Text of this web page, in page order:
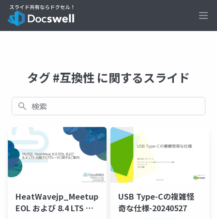
タグ #互換性 に関するスライド
検索
HeatWavejp_Meetup_15_8.0
EOL および 8.4 LTS 自
USB Type-Cの複雑怪
奇な仕様-20240527